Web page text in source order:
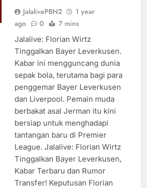
JalalivePBN2
1 year
ago
0 7 mins
Jalalive: Florian Wirtz
Tinggalkan Bayer Leverkusen.
Kabar ini mengguncang dunia
sepak bola, terutama bagi para
penggemar Bayer Leverkusen
dan Liverpool. Pemain muda
berbakat asal Jerman itu kini
bersiap untuk menghadapi
tantangan baru di Premier
League. Jalalive: Florian Wirtz
Tinggalkan Bayer Leverkusen,
Kabar Terbaru dan Rumor
Transfer! Keputusan Florian